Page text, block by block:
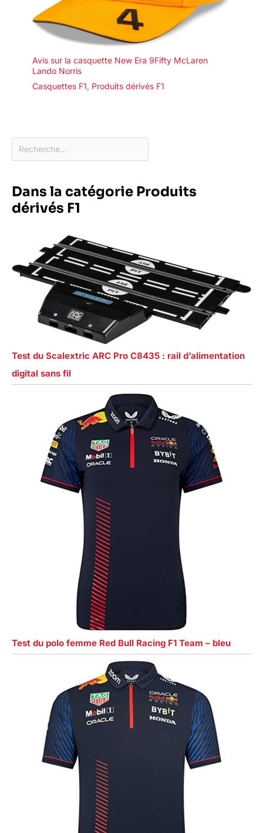
Avis sur la casquette New Era 9Fifty McLaren
Lando Norris
Casquettes F1, Produits dérivés F1
Dans la catégorie Produits
dérivés F1
Test du Scalextric ARC Pro C8435 : rail d’alimentation
digital sans fil
Test du polo femme Red Bull Racing F1 Team – bleu